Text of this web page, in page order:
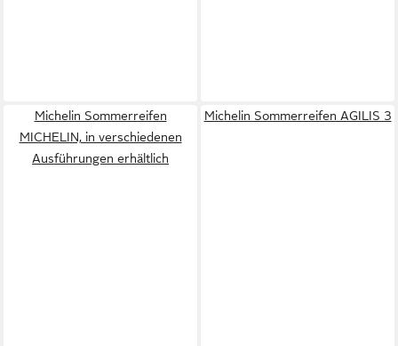
Michelin Sommerreifen
MICHELIN, in verschiedenen
Ausführungen erhältlich
Michelin Sommerreifen AGILIS 3